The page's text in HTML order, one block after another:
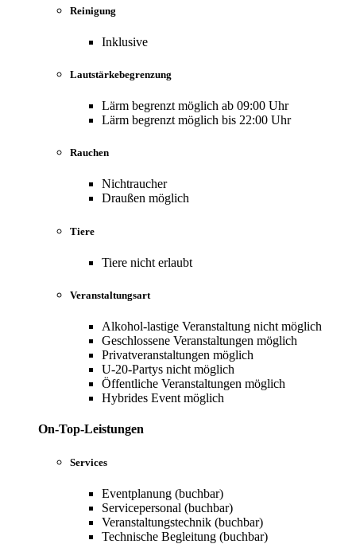
Reinigung
Inklusive
Lautstärkebegrenzung
Lärm begrenzt möglich ab 09:00 Uhr
Lärm begrenzt möglich bis 22:00 Uhr
Rauchen
Nichtraucher
Draußen möglich
Tiere
Tiere nicht erlaubt
Veranstaltungsart
Alkohol-lastige Veranstaltung nicht möglich
Geschlossene Veranstaltungen möglich
Privatveranstaltungen möglich
U-20-Partys nicht möglich
Öffentliche Veranstaltungen möglich
Hybrides Event möglich
On-Top-Leistungen
Services
Eventplanung (buchbar)
Servicepersonal (buchbar)
Veranstaltungstechnik (buchbar)
Technische Begleitung (buchbar)